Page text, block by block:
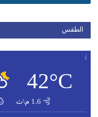
الطقس
42°C
1.6 م\ث